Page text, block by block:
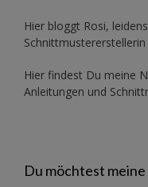
Hier bloggt Rosi,
Hier findest Du meine
Anleitungen und
Du möchtest